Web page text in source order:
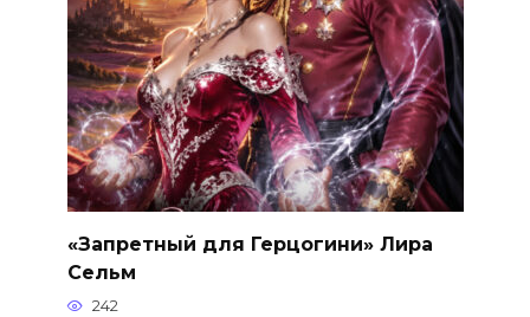
«Запретный для Герцогини» Лира
Сельм
242